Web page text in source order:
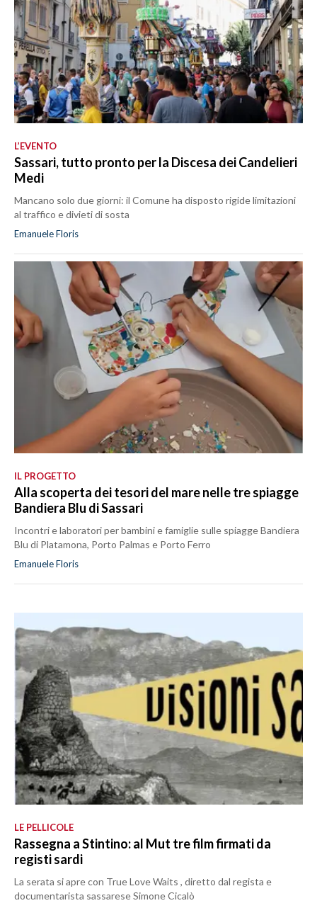
L’EVENTO
Sassari, tutto pronto per la Discesa dei Candelieri
Medi
Mancano solo due giorni: il Comune ha disposto rigide limitazioni
al traffico e divieti di sosta
Emanuele Floris
IL PROGETTO
Alla scoperta dei tesori del mare nelle tre spiagge
Bandiera Blu di Sassari
Incontri e laboratori per bambini e famiglie sulle spiagge Bandiera
Blu di Platamona, Porto Palmas e Porto Ferro
Emanuele Floris
LE PELLICOLE
Rassegna a Stintino: al Mut tre film firmati da
registi sardi
La serata si apre con True Love Waits , diretto dal regista e
documentarista sassarese Simone Cicalò